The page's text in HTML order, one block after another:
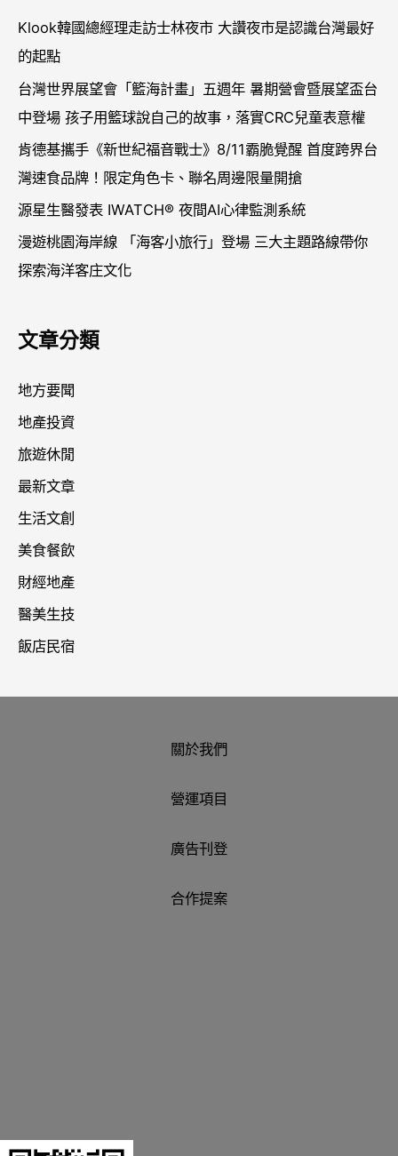
:
Klook韓國總經理走訪士林夜市 大讚夜市是認識台灣最好
的起點
台灣世界展望會「籃海計畫」五週年 暑期營會暨展望盃台
中登場 孩子用籃球說自己的故事，落實CRC兒童表意權
肯德基攜手《新世紀福音戰士》8/11霸脆覺醒 首度跨界台
灣速食品牌！限定角色卡、聯名周邊限量開搶
源星生醫發表 IWATCH® 夜間AI心律監測系統
漫遊桃園海岸線 「海客小旅行」登場 三大主題路線帶你
探索海洋客庄文化
文章分類
地方要聞
地產投資
旅遊休閒
最新文章
生活文創
美食餐飲
財經地產
醫美生技
飯店民宿
關於我們
營運項目
廣告刊登
合作提案